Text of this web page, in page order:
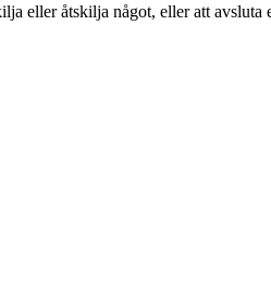
eller åtskilja något, eller att avsluta